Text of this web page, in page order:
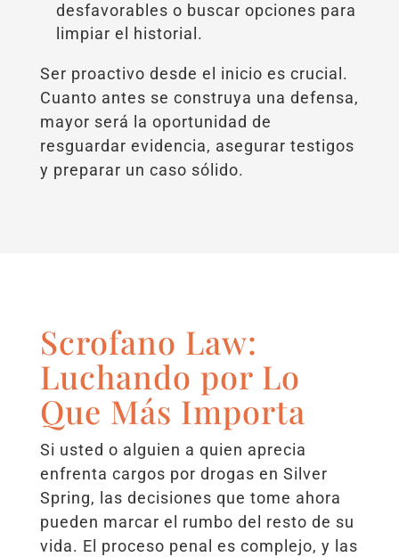
desfavorables o buscar opciones para
limpiar el historial.
Ser proactivo desde el inicio es crucial.
Cuanto antes se construya una defensa,
mayor será la oportunidad de
resguardar evidencia, asegurar testigos
y preparar un caso sólido.
Scrofano Law:
Luchando por Lo
Que Más Importa
Si usted o alguien a quien aprecia
enfrenta cargos por drogas en Silver
Spring, las decisiones que tome ahora
pueden marcar el rumbo del resto de su
vida. El proceso penal es complejo, y las